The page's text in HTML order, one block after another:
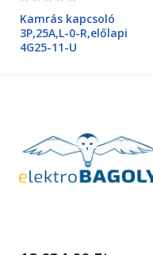
Kamrás kapcsoló
3P,25A,L-0-R,előlapi
4G25-11-U